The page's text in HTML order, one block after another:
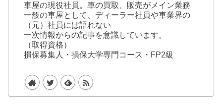
車屋の現役社員。車の買取、販売がメイン業務
一般の車屋として、ディーラー社員や車業界の
（元）社員には語れない
一次情報からの記事を意識しています。
（取得資格）
損保募集人・損保大学専門コース・FP2級